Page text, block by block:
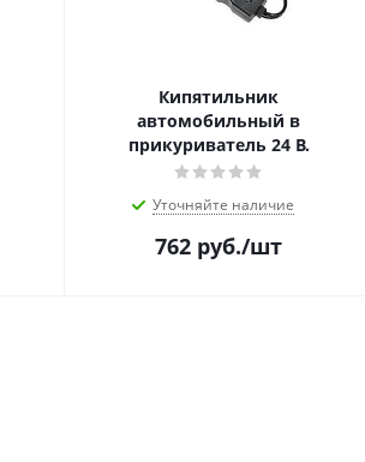
Кипятильник
автомобильный в
прикуриватель 24 В.
Уточняйте наличие
762 руб./шт